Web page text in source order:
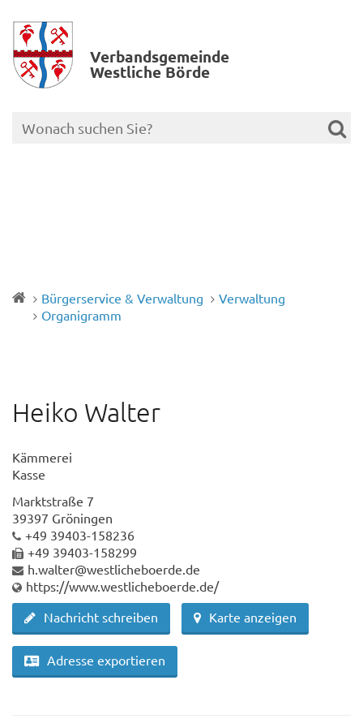
Verbands­gemeinde
Westliche Börde
Bürgerservice & Verwaltung
Verwaltung
Organigramm
Heiko Walter
Kämmerei
Kasse
Marktstraße 7
39397 Gröningen
+49 39403-158236
+49 39403-158299
h.walter@westlicheboerde.de
https://www.westlicheboerde.de/
Nachricht schreiben
Karte anzeigen
Adresse exportieren